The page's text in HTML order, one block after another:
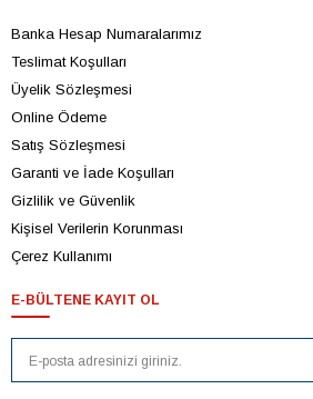
Banka Hesap Numaralarımız
Teslimat Koşulları
Üyelik Sözleşmesi
Online Ödeme
Satış Sözleşmesi
Garanti ve İade Koşulları
Gizlilik ve Güvenlik
Kişisel Verilerin Korunması
Çerez Kullanımı
E-BÜLTENE KAYIT OL